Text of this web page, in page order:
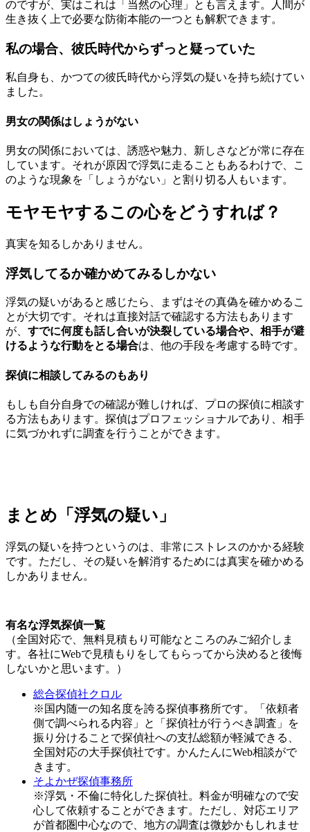
のですが、実はこれは「当然の心理」とも言えます。人間が
生き抜く上で必要な防衛本能の一つとも解釈できます。
私の場合、彼氏時代からずっと疑っていた
私自身も、かつての彼氏時代から浮気の疑いを持ち続けてい
ました。
男女の関係はしょうがない
男女の関係においては、誘惑や魅力、新しさなどが常に存在
しています。それが原因で浮気に走ることもあるわけで、こ
のような現象を「しょうがない」と割り切る人もいます。
モヤモヤするこの心をどうすれば？
真実を知るしかありません。
浮気してるか確かめてみるしかない
浮気の疑いがあると感じたら、まずはその真偽を確かめるこ
とが大切です。それは直接対話で確認する方法もあります
が、 すでに何度も話し合いが決裂している場合や、相手が避
けるような行動をとる場合は、他の手段を考慮する時です。
探偵に相談してみるのもあり
もしも自分自身での確認が難しければ、プロの探偵に相談す
る方法もあります。探偵はプロフェッショナルであり、相手
に気づかれずに調査を行うことができます。
まとめ「浮気の疑い」
浮気の疑いを持つというのは、非常にストレスのかかる経験
です。ただし、その疑いを解消するためには真実を確かめる
しかありません。
有名な浮気探偵一覧
（全国対応で、無料見積もり可能なところのみご紹介しま
す。各社にWebで見積もりをしてもらってから決めると後悔
しないかと思います。）
総合探偵社クロル
※国内随一の知名度を誇る探偵事務所です。「依頼者
側で調べられる内容」と「探偵社が行うべき調査」を
振り分けることで探偵社への支払総額が軽減できる、
全国対応の大手探偵社です。かんたんにWeb相談がで
きます。
そよかぜ探偵事務所
※浮気・不倫に特化した探偵社。料金が明確なので安
心して依頼することができます。ただし、対応エリア
が首都圏中心なので、地方の調査は微妙かもしれませ